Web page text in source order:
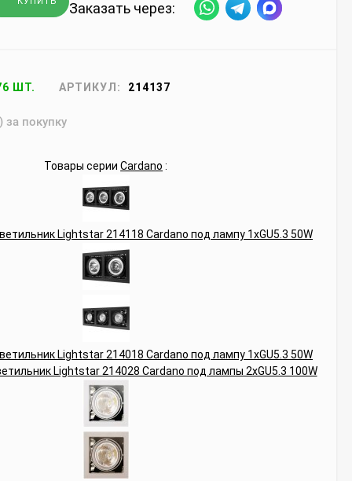
Заказать через:
ШТ. АРТИКУЛ: 214137
за покупку
Товары серииCardano :